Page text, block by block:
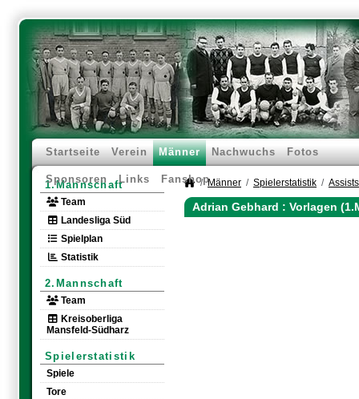
Startseite Verein Männer Nachwuchs Fotos
Sponsoren Links Fanshop
1.Mannschaft
Team
Landesliga Süd
Spielplan
Statistik
2.Mannschaft
Team
Kreisoberliga
Mansfeld-Südharz
Spielerstatistik
Spiele
Tore
Männer Spielerstatistik Assists
Adrian Gebhard : Vorlagen